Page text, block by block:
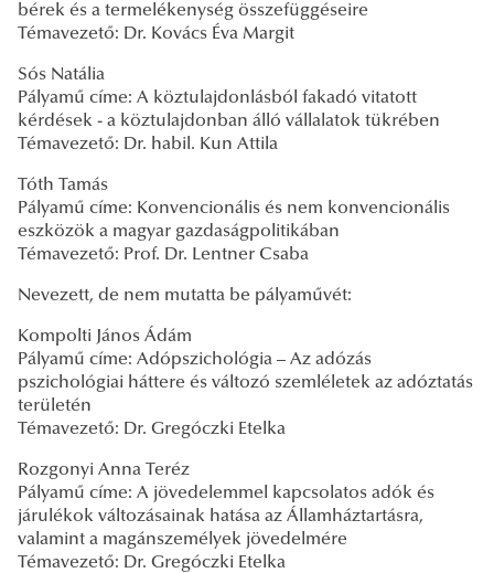
bérek és a termelékenység összefüggéseire
Témavezető: Dr. Kovács Éva Margit
Sós Natália
Pályamű címe: A köztulajdonlásból fakadó vitatott
kérdések - a köztulajdonban álló vállalatok tükrében
Témavezető: Dr. habil. Kun Attila
Tóth Tamás
Pályamű címe: Konvencionális és nem konvencionális
eszközök a magyar gazdaságpolitikában
Témavezető: Prof. Dr. Lentner Csaba
Nevezett, de nem mutatta be pályaművét:
Kompolti János Ádám
Pályamű címe: Adópszichológia – Az adózás
pszichológiai háttere és változó szemléletek az adóztatás
területén
Témavezető: Dr. Gregóczki Etelka
Rozgonyi Anna Teréz
Pályamű címe: A jövedelemmel kapcsolatos adók és
járulékok változásainak hatása az Államháztartásra,
valamint a magánszemélyek jövedelmére
Témavezető: Dr. Gregóczki Etelka